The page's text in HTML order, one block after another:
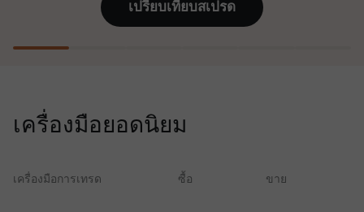
หรือทริปในฝัน เพียงแค่ฝากเงิน
การขาดทุนและรับประกันกำไรเพิ่ม
ปกป้อง!
เปรียบเทียบสเปรด
เครื่องมือยอดนิยม
เครื่องมือการเทรด ซื้อ ขาย